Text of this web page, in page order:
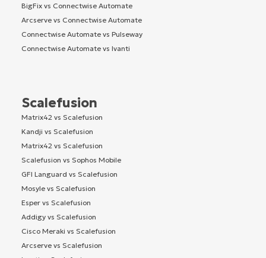
BigFix vs Connectwise Automate
Arcserve vs Connectwise Automate
Connectwise Automate vs Pulseway
Connectwise Automate vs Ivanti
Scalefusion
Matrix42 vs Scalefusion
Kandji vs Scalefusion
Matrix42 vs Scalefusion
Scalefusion vs Sophos Mobile
GFI Languard vs Scalefusion
Mosyle vs Scalefusion
Esper vs Scalefusion
Addigy vs Scalefusion
Cisco Meraki vs Scalefusion
Arcserve vs Scalefusion